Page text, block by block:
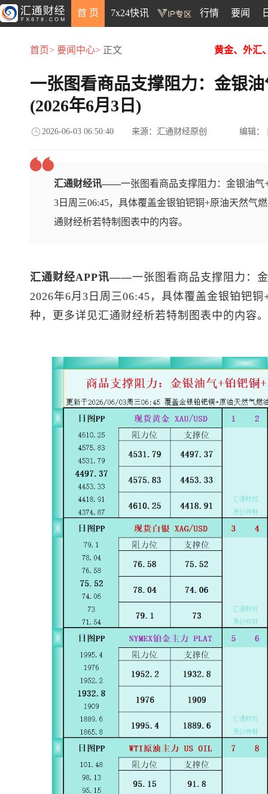
首 页 7x24快讯 行情 要闻
首页> 要闻中心> 正文 黄金、外汇
一张图看商品支撑阻力：金银
(2026年6月3日)
2026-06-03 06:50:40 来源：汇通财经原创 编辑：
汇通财经讯——一张图看商品支撑阻力：金银油气
3日周三06:45，具体覆盖金银铂钯铜+原油天然气
通财经析若特制图表中的内容。
汇通财经APP讯——一张图看商品支撑阻力：
2026年6月3日周三06:45，具体覆盖金银铂钯铜
种，更多详见汇通财经析若特制图表中的内容。